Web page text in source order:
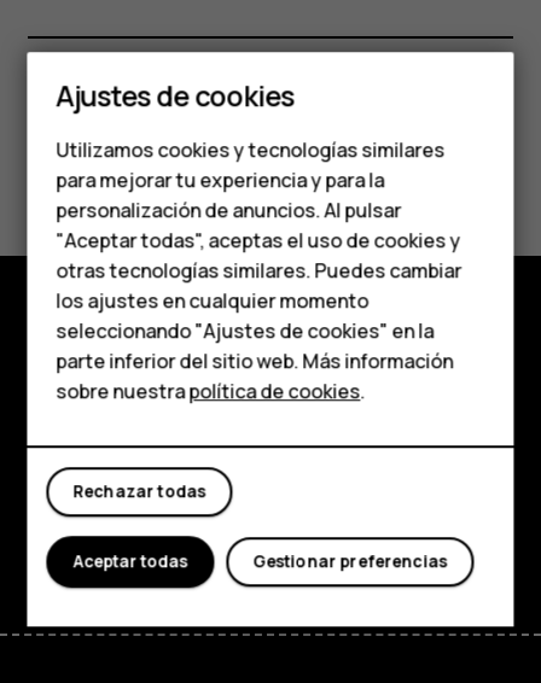
Smartphones
Teléfonos clásicos
Teléfonos para
personas mayores
Accesorios
HMD Terra M
Para empresas
Tabletas
Tienda
Mi cuenta
¿Te ha parecido útil?
Sí No
Tienda
Acerca de
Planet and people
Asistencia
FacebookInstagram
TiktokYoutubeLinkedinDiscord
Ajustes de cookies
Utilizamos cookies y tecnologías similares
para mejorar tu experiencia y para la
personalización de anuncios. Al pulsar
"Aceptar todas", aceptas el uso de cookies y
otras tecnologías similares. Puedes cambiar
los ajustes en cualquier momento
seleccionando "Ajustes de cookies" en la
parte inferior del sitio web. Más información
sobre nuestrapolítica de cookies.
Rechazar todas
Gestionar preferencias
Aceptar todas